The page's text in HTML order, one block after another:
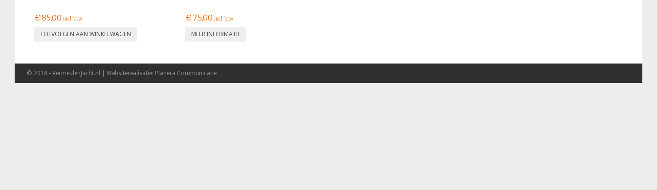
€85,00 incl. btw
TOEVOEGEN AAN WINKELWAGEN
€ 75,00 incl. btw
MEER INFORMATIE
© 2018 - VermeulenJacht.nl | Websiterealisatie: Planera Communicatie